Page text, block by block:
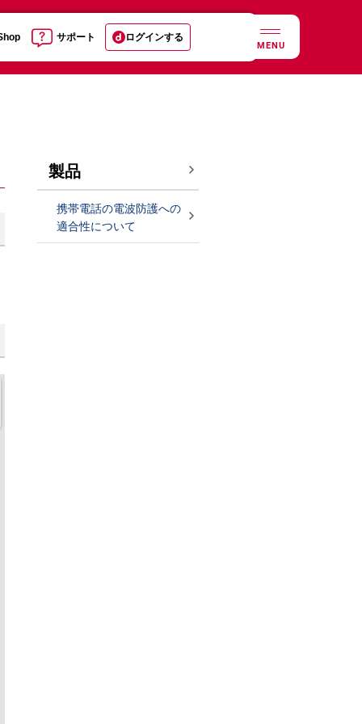
サポート ログインする
MENU
製品
携帯電話の電波防護への
適合性について